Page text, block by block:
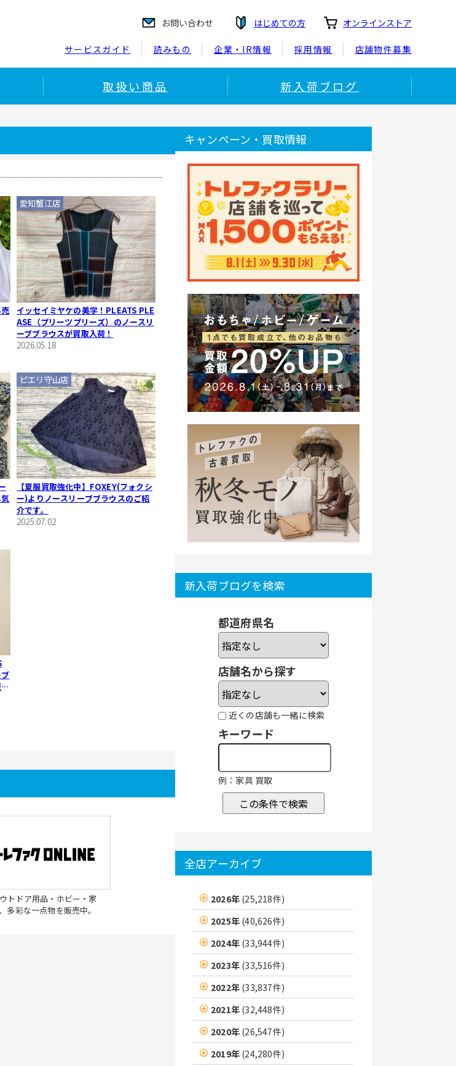
お問い合わせ はじめての方 オンラインストア
サービスガイド 読みもの 企業・IR情報 採用情報 店舗物件募集
取扱い商品 新入荷ブログ
イッセイミヤケの美学！PLEATS PLE
ASE（プリーツプリーズ）のノースリ
ーブブラウスが買取入荷！
2026.05.18
愛知蟹江店
【夏服買取強化中】FOXEY(フォクシ
ー)よりノースリーブブラウスのご紹
介です。
2025.07.02
ピエリ守山店
トドア用品・ホビー・家
多彩な一点物を販売中。
キャンペーン・買取情報
新入荷ブログを検索
都道府県名
店舗名から探す
近くの店舗も一緒に検索
キーワード
例：家具 買取
この条件で検索
全店アーカイブ
2026年 (25,218件)
2025年 (40,626件)
2024年 (33,944件)
2023年 (33,516件)
2022年 (33,837件)
2021年 (32,448件)
2020年 (26,547件)
2019年 (24,280件)